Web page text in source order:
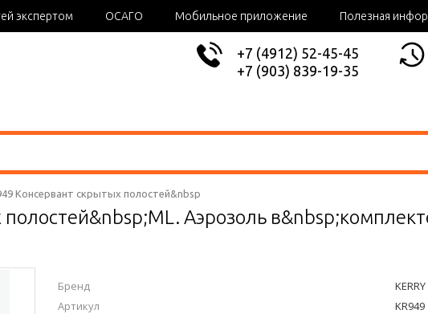
экспертом ОСАГО Мобильное приложение Полезная
+7 (4912) 52-45-45
+7 (903) 839-19-35
Консервант скрытых полостей&nbsp
Аэрозоль
Бренд
KERRY
Артикул
KR949